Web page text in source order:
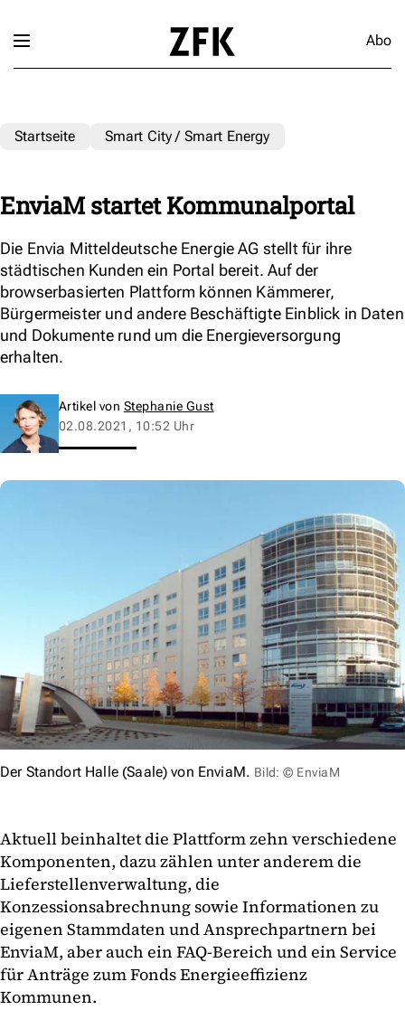
Abo
Startseite Smart City / Smart Energy
EnviaM startet Kommunalportal
Die Envia Mitteldeutsche Energie AG stellt für ihre
städtischen Kunden ein Portal bereit. Auf der
browserbasierten Plattform können Kämmerer,
Bürgermeister und andere Beschäftigte Einblick in Daten
und Dokumente rund um die Energieversorgung
erhalten.
Artikel von Stephanie Gust
02.08.2021, 10:52 Uhr
Der Standort Halle (Saale) von EnviaM. Bild: © EnviaM
Aktuell beinhaltet die Plattform zehn verschiedene
Komponenten, dazu zählen unter anderem die
Lieferstellenverwaltung, die
Konzessionsabrechnung sowie Informationen zu
eigenen Stammdaten und Ansprechpartnern bei
EnviaM, aber auch ein FAQ-Bereich und ein Service
für Anträge zum Fonds Energieeffizienz
Kommunen.